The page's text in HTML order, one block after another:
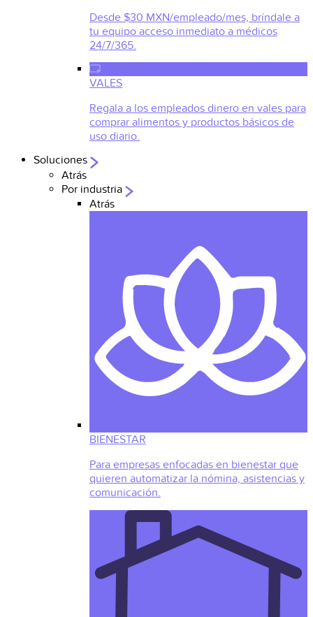
Desde $30 MXN/empleado/mes, bríndale a
tu equipo acceso inmediato a médicos
24/7/365.
VALES
Regala a los empleados dinero en vales para
comprar alimentos y productos básicos de
uso diario.
Soluciones
Atrás
Por industria
Atrás
BIENESTAR
Para empresas enfocadas en bienestar que
quieren automatizar la nómina, asistencias y
comunicación.